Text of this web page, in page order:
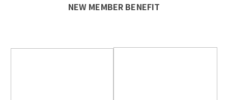
NEW MEMBER BENEFIT